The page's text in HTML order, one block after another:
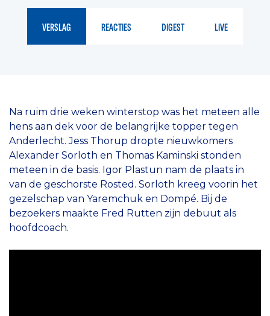
VERSLAG REACTIES DIGEST LIVE
Na ruim drie weken winterstop was het meteen alle
hens aan dek voor de belangrijke topper tegen
Anderlecht. Jess Thorup dropte nieuwkomers
Alexander Sorloth en Thomas Kaminski stonden
meteen in de basis. Igor Plastun nam de plaats in
van de geschorste Rosted. Sorloth kreeg voorin het
gezelschap van Yaremchuk en Dompé. Bij de
bezoekers maakte Fred Rutten zijn debuut als
hoofdcoach.